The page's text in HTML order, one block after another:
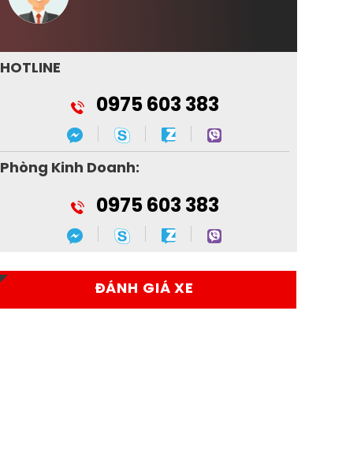
HOTLINE
0975 603 383
Phòng Kinh Doanh:
0975 603 383
ĐÁNH GIÁ XE